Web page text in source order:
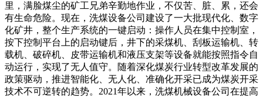
里，满脸煤尘的矿工兄弟辛勤地作业，不仅苦、脏、累，还会
有生命危险。现在，洗煤设备公司建设了一大批现代化、数字
化矿井，整个生产系统的一键启动：操作人员在集中控制室，
按下控制平台上的启动键后，井下的采煤机、刮板运输机、转
载机、破碎机、皮带运输机和液压支架等设备就能按照指令自
动运行，实现了无人值守。随着深化煤炭行业转型改革发展的
政策驱动，推进智能化、无人化、准确化开采已成为煤炭开采
技术不可逆转的趋势。2021年以来，洗煤机械设备公司在提高